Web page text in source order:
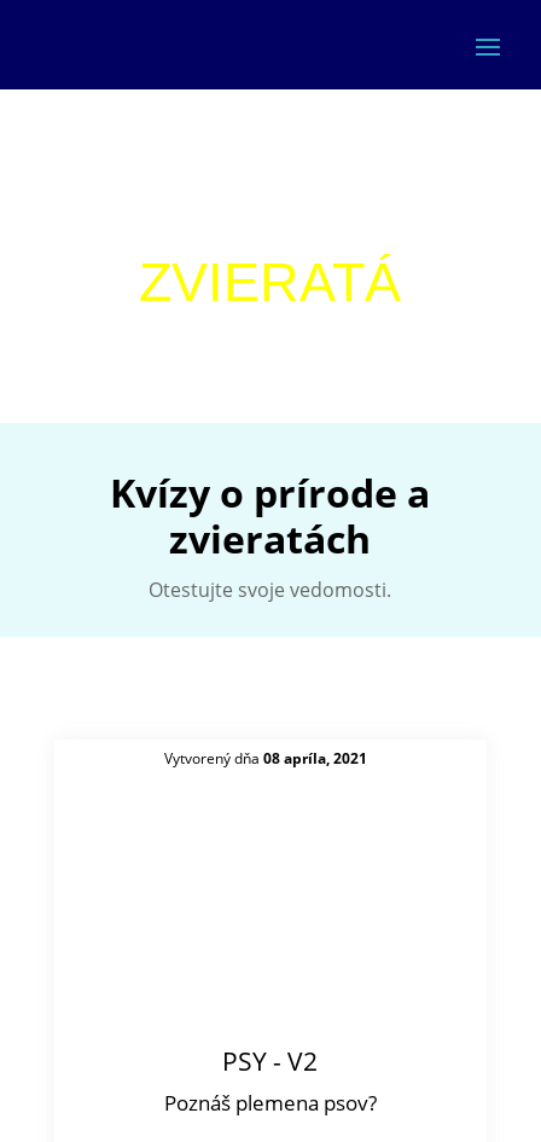
ZVIERATÁ
Kvízy o prírode a
zvieratách
Otestujte svoje vedomosti.
Vytvorený dňa08 apríla, 2021
PSY - V2
Poznáš plemena psov?